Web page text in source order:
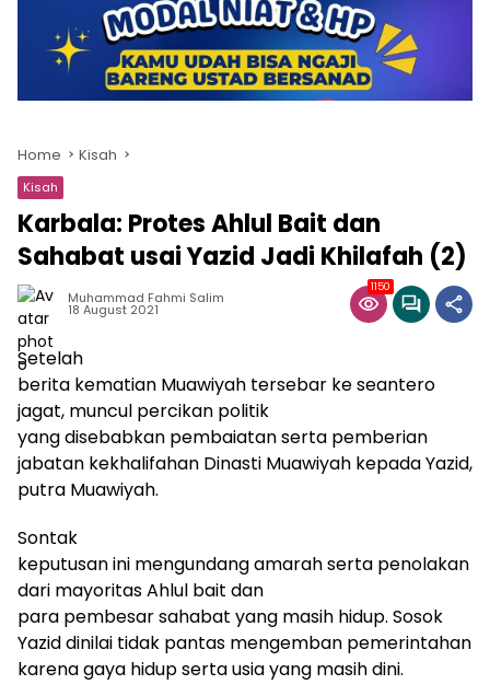
Home Kisah
Kisah
Karbala: Protes Ahlul Bait dan
Sahabat usai Yazid Jadi Khilafah (2)
Muhammad Fahmi Salim
18 August 2021
1150
Setelah
berita kematian Muawiyah tersebar ke seantero
jagat, muncul percikan politik
yang disebabkan pembaiatan serta pemberian
jabatan kekhalifahan Dinasti Muawiyah kepada Yazid,
putra Muawiyah.
Sontak
keputusan ini mengundang amarah serta penolakan
dari mayoritas Ahlul bait dan
para pembesar sahabat yang masih hidup. Sosok
Yaziddinilai tidak pantas mengemban pemerintahan
karenagaya hidup serta usia yang masih dini.